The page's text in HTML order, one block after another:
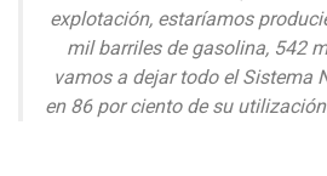
explotación, estaríamos
mil barriles de gasolina, 542
vamos a dejar todo el Sistema
en 86 por ciento de su